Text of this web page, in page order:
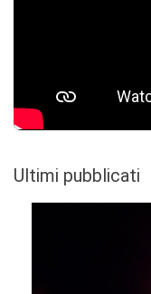
Ultimi pubblicati